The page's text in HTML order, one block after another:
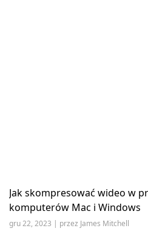
Jak skompresować wideo w
komputerów Mac i Windows
gru 22, 2023 | przez James Mitchell